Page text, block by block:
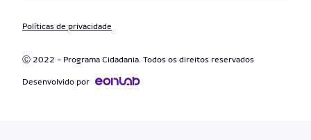
Ⓒ 2022 - Programa Cidadania. Todos os direitos reservados
Políticas de privacidade
Desenvolvido por